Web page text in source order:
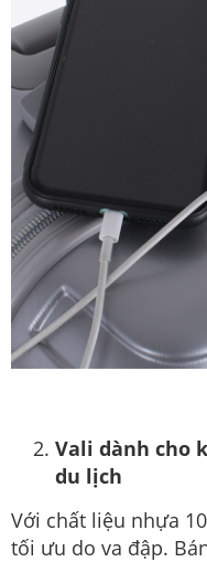
Vali dành cho
du lịch
Với chất liệu nhựa
tối ưu do va đập.